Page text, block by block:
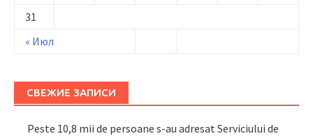
« Июл
31
СВЕЖИЕ ЗАПИСИ
Peste 10,8 mii de persoane s-au adresat Serviciului de